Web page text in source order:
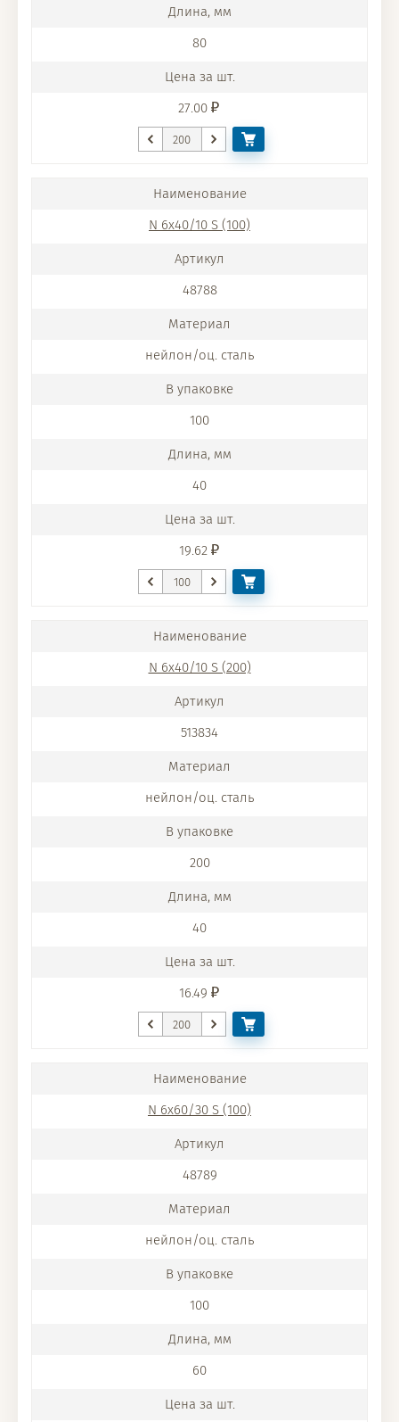
80
27.00
N 6x40/10 S (100)
48788
нейлон/оц. сталь
100
40
19.62
N 6x40/10 S (200)
513834
нейлон/оц. сталь
200
40
16.49
N 6x60/30 S (100)
48789
нейлон/оц. сталь
100
60